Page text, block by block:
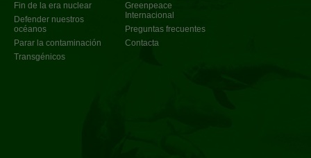
Fin de la era nuclear
Defender nuestros
océanos
Parar la contaminación
Transgénicos
Greenpeace
Internacional
Preguntas frecuentes
Contacta